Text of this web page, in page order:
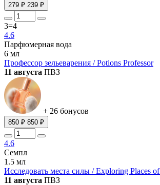
279 ₽ 239 ₽
3=4
4.6
Парфюмерная вода
6 мл
Профессор зельеварения / Potions Professor
11 августа ПВЗ
+ 26 бонусов
850 ₽ 850 ₽
4.6
Семпл
1.5 мл
Исследовать места силы / Exploring Places
11 августа ПВЗ